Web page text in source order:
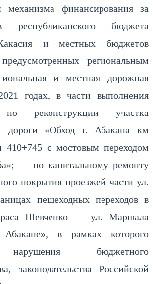
механизма финансирования за
республиканского бюджета
и местных бюджетов
региональным
и местная дорожная
годах, в части выполнения
реконструкции участка
дороги «Обход г. Абакана км
с мостовым переходом
— по капитальному ремонту
покрытия проезжей части ул.
пешеходных переходов в
Шевченко — ул. Маршала
в рамках которого
бюджетного
законодательства Российской